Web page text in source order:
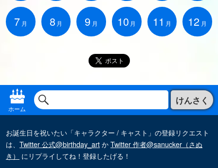
7 月 8 月 9 月 10 月 11 月 12 月
ホーム
けんさく
お誕生日を祝いたい「キャラクター / キャスト」の登録リクエスト
は、 Twitter 公式@birthday_artかTwitter 作者@sanucker（さぬ
き）
にリプライしてね！登録したげる！